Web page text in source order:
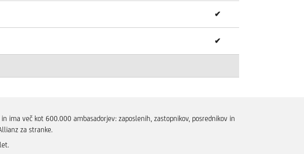
✔
✔
ima več kot 600.000 ambasadorjev: zaposlenih, zastopnikov, posrednikov in
za stranke.